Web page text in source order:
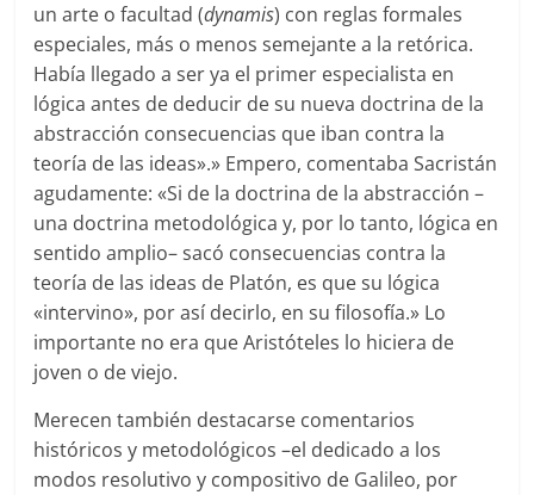
un arte o facultad (dynamis) con reglas formales
especiales, más o menos semejante a la retórica.
Había llegado a ser ya el primer especialista en
lógica antes de deducir de su nueva doctrina de la
abstracción consecuencias que iban contra la
teoría de las ideas».» Empero, comentaba Sacristán
agudamente: «Si de la doctrina de la abstracción –
una doctrina metodológica y, por lo tanto, lógica en
sentido amplio– sacó consecuencias contra la
teoría de las ideas de Platón, es que su lógica
«intervino», por así decirlo, en su filosofía.» Lo
importante no era que Aristóteles lo hiciera de
joven o de viejo.
Merecen también destacarse comentarios
históricos y metodológicos –el dedicado a los
modos resolutivo y compositivo de Galileo, por